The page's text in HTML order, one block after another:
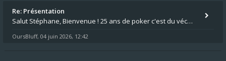
Re: Présentation
Salut Stéphane, Bienvenue ! 25 ans de poker c'est du vécu quand même. Moi je suis relativementnouveau (2018) mais j'ai a
OursBluff, 04 juin 2026, 12:42